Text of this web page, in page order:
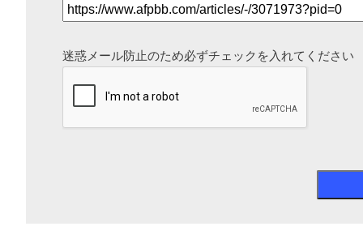
迷惑メール防止のため必ずチェックを入れてください